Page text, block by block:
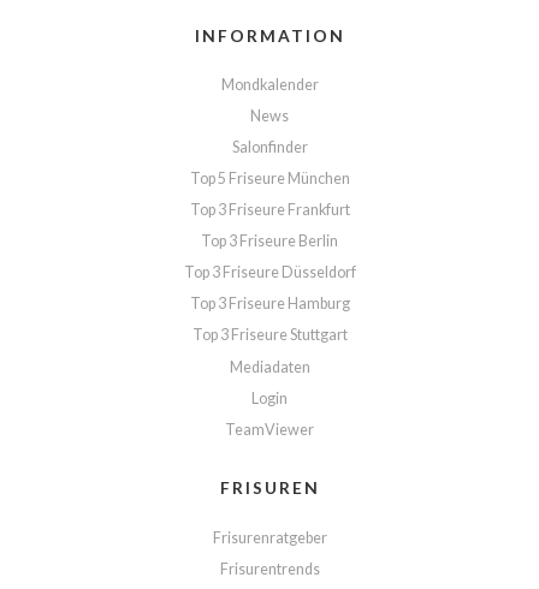
INFORMATION
Mondkalender
News
Salonfinder
Top 5 Friseure München
Top 3 Friseure Frankfurt
Top 3 Friseure Berlin
Top 3 Friseure Düsseldorf
Top 3 Friseure Hamburg
Top 3 Friseure Stuttgart
Mediadaten
Login
TeamViewer
FRISUREN
Frisurenratgeber
Frisurentrends